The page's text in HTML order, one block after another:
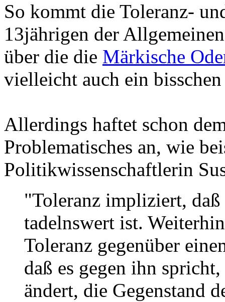
So kommt die Toleranz-
13jährigen der
über die die Märkische
vielleicht auch ein
Allerdings haftet schon
Problematisches an, wie
Politikwissenschaftlerin
"Toleranz impliziert,
tadelnswert ist.
Toleranz gegenüber
daß es gegen ihn
ändert, die Gegenstand